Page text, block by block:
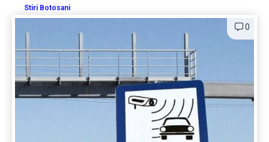
Stiri Botosani
0